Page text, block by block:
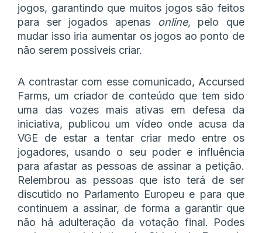
jogos, garantindo que muitos jogos são feitos
para ser jogados apenas
online, pelo que
mudar isso iria aumentar os jogos ao ponto de
não serem possíveis criar.
A contrastar com esse comunicado, Accursed
Farms, um criador de conteúdo que tem sido
uma das vozes mais ativas em defesa da
iniciativa, publicou um vídeo onde acusa da
VGE de estar a tentar criar medo entre os
jogadores, usando o seu poder e influência
para afastar as pessoas de assinar a petição.
Relembrou as pessoas que isto terá de ser
discutido no Parlamento Europeu e para que
continuem a assinar, de forma a garantir que
não há adulteração da votação final. Podes